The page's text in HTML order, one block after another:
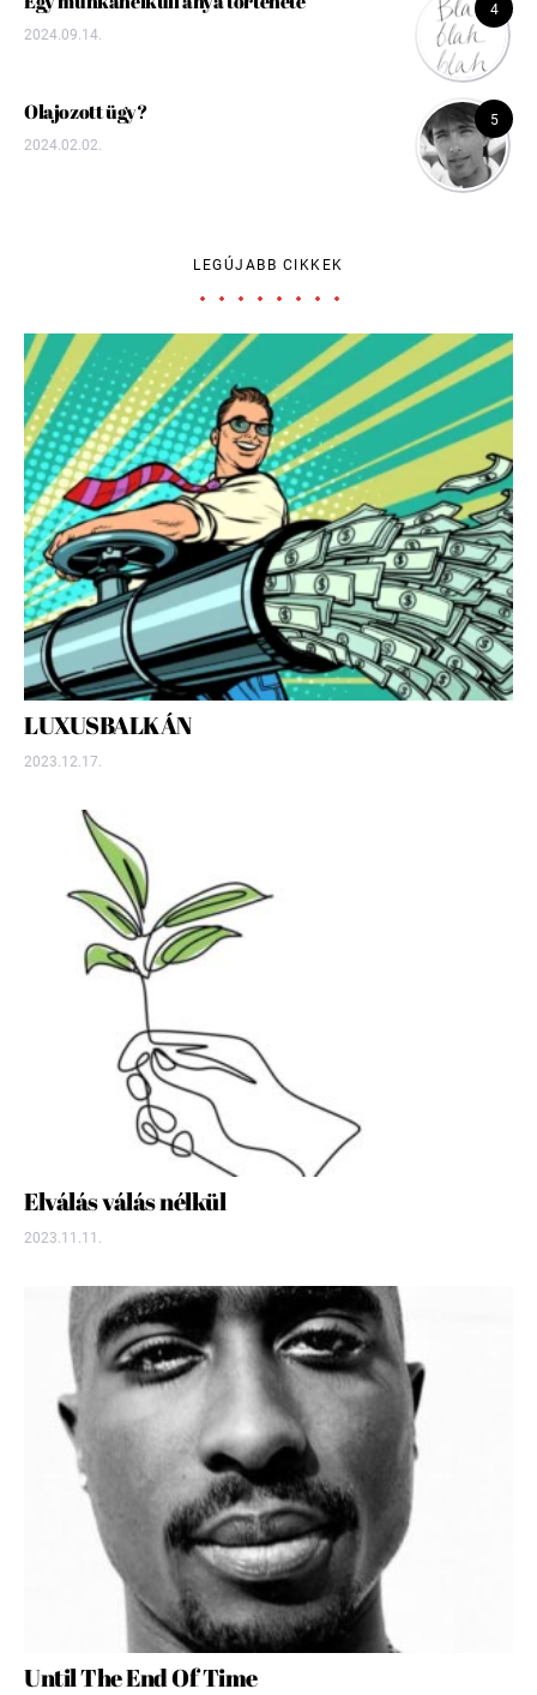
4
2024.09.14.
5
Olajozott ügy?
2024.02.02.
LEGÚJABB CIKKEK
LUXUSBALKÁN
2023.12.17.
Elválás válás nélkül
2023.11.11.
Until The End Of Time